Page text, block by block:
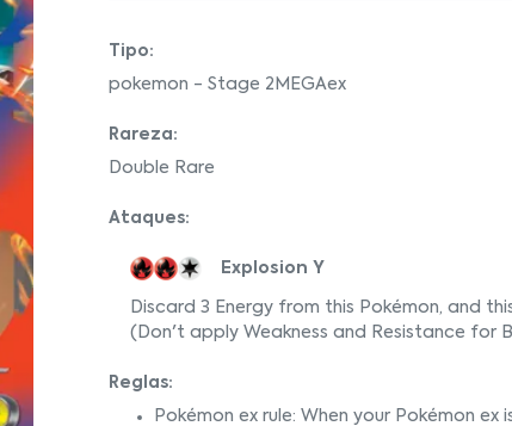
Tipo:
pokemon - Stage 2MEGAex
Rareza:
Double Rare
Ataques:
Explosion Y
Discard 3 Energy from this Pokémon, and
(Don't apply Weakness and Resistance for
Reglas:
Pokémon ex rule: When your Pokémon